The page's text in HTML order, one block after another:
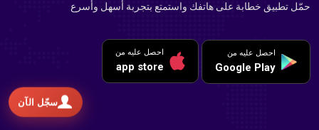
حمّل تطبيق خطابة على هاتفك واستمتع بتجربة أسهل وأسرع
احصل عليه من
Google Play
احصل عليه من
app store
سجّل الآن